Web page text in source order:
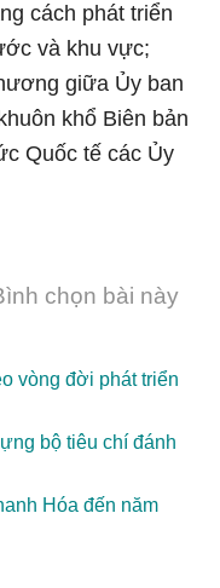
cách phát triển
và khu vực;
giữa Ủy ban
khổ Biên bản
Quốc tế các Ủy
chọn bài này
vòng đời phát triển
bộ tiêu chí đánh
Hóa đến năm